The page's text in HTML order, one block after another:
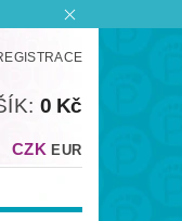
CZK EUR
0 Kč